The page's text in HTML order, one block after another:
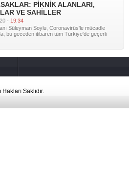
PİKNİK ALANLARI,
VE SAHİLLER
- 19:34
Süleyman Soylu, Coronavirüs'le mücadle
bu geceden itibaren tüm Türkiye'de geçerli
Hakları Saklıdır.